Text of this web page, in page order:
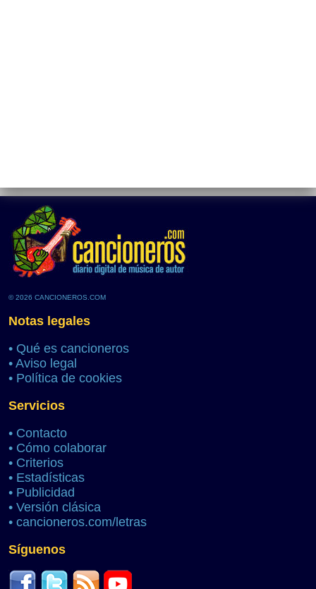
© 2026 CANCIONEROS.COM
Notas legales
• Qué es cancioneros
• Aviso legal
• Política de cookies
Servicios
• Contacto
• Cómo colaborar
• Criterios
• Estadísticas
• Publicidad
• Versión clásica
• cancioneros.com/letras
Síguenos